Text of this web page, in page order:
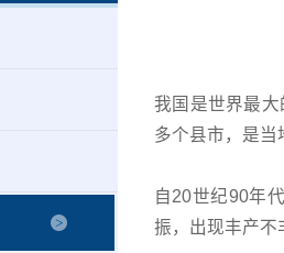
我国是世界最
多个县市，是当
自20世纪90年
振，出现丰产不